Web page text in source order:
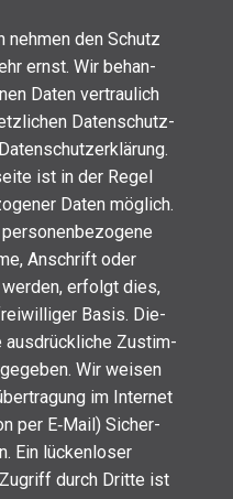
den Schutz
ernst. Wir behan­
Daten ver­trau­lich
Daten­schutz­
ist in der Regel
Daten mög­lich.
Anschrift oder
erfolgt dies,
Basis. Die­
aus­drück­li­che Zustim­
Wir wei­sen
im Inter­net
per E‑Mail) Sicher­
Ein lücken­lo­ser
durch Drit­te ist